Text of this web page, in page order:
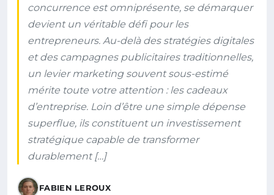
concurrence est omniprésente, se démarquer
devient un véritable défi pour les
entrepreneurs. Au-delà des stratégies digitales
et des campagnes publicitaires traditionnelles,
un levier marketing souvent sous-estimé
mérite toute votre attention : les cadeaux
d’entreprise. Loin d’être une simple dépense
superflue, ils constituent un investissement
stratégique capable de transformer
durablement […]
FABIEN LEROUX